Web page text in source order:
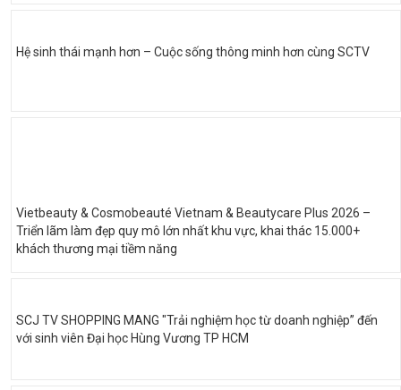
Hệ sinh thái mạnh hơn – Cuộc sống thông minh hơn cùng SCTV
Vietbeauty & Cosmobeauté Vietnam & Beautycare Plus 2026 –
Triển lãm làm đẹp quy mô lớn nhất khu vực, khai thác 15.000+
khách thương mại tiềm năng
SCJ TV SHOPPING MANG "Trải nghiệm học từ doanh nghiệp” đến
với sinh viên Đại học Hùng Vương TP HCM